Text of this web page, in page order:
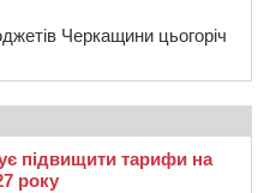
Черкащини цьогоріч
підвищити тарифи на
року